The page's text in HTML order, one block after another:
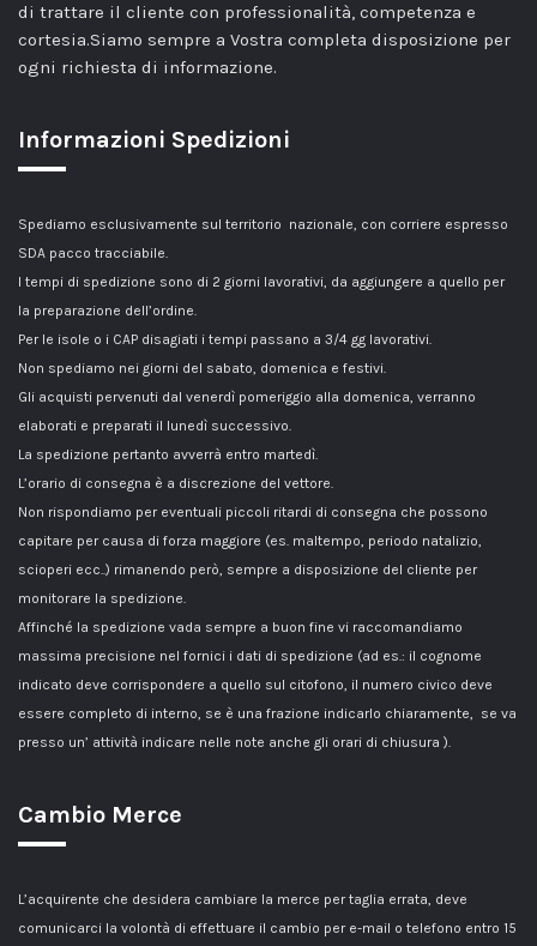
di trattare il cliente con professionalità, competenza e
cortesia.Siamo sempre a Vostra completa disposizione per
ogni richiesta di informazione.
Informazioni Spedizioni
Spediamo esclusivamente sul territorio nazionale, con corriere espresso
SDA pacco tracciabile.
I tempi di spedizione sono di 2 giorni lavorativi, da aggiungere a quello per
la preparazione dell’ordine.
Per le isole o i CAP disagiati i tempi passano a 3/4 gg lavorativi.
Non spediamo nei giorni del sabato, domenica e festivi.
Gli acquisti pervenuti dal venerdì pomeriggio alla domenica, verranno
elaborati e preparati il lunedì successivo.
La spedizione pertanto avverrà entro martedì.
L’orario di consegna è a discrezione del vettore.
Non rispondiamo per eventuali piccoli ritardi di consegna che possono
capitare per causa di forza maggiore (es. maltempo, periodo natalizio,
scioperi ecc..) rimanendo però, sempre a disposizione del cliente per
monitorare la spedizione.
Affinché la spedizione vada sempre a buon fine vi raccomandiamo
massima precisione nel fornici i dati di spedizione (ad es.: il cognome
indicato deve corrispondere a quello sul citofono, il numero civico deve
essere completo di interno, se è una frazione indicarlo chiaramente, se va
presso un’ attività indicare nelle note anche gli orari di chiusura ).
Cambio Merce
L’acquirente che desidera cambiare la merce per taglia errata, deve
comunicarci la volontà di effettuare il cambio per e-mail o telefono entro 15